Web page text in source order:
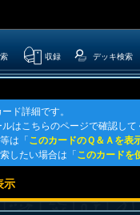
収録 デッキ検索
ド詳細です。
はこちらのページで確認して
は「 このカードのＱ＆Ａを表
したい場合は「 このカードを
示